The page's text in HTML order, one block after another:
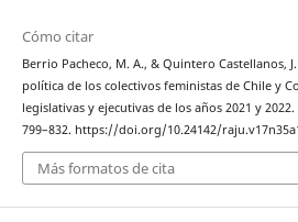
Cómo citar
Berrio Pacheco, M. A., & Quintero Castellanos,
política de los colectivos feministas de Chile y
legislativas y ejecutivas de los años 2021 y 2022.
799–832. https://doi.org/10.24142/
Más formatos de cita